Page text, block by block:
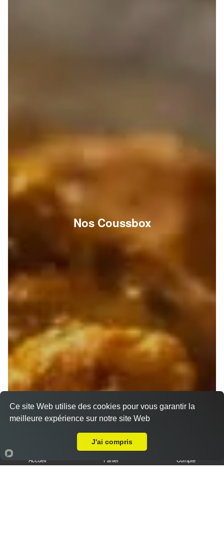
Nos Coussbox
Accueil Panier Compte
Ce site Web utilise des cookies pour vous garantir la
meilleure expérience sur notre site Web
J'ai compris